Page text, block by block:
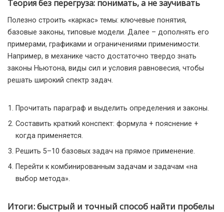
Теория без перегруза: понимать, а не заучивать
Полезно строить «каркас» темы: ключевые понятия,
базовые законы, типовые модели. Далее – дополнять его
примерами, графиками и ограничениями применимости.
Например, в механике часто достаточно твердо знать
законы Ньютона, виды сил и условия равновесия, чтобы
решать широкий спектр задач.
Прочитать параграф и выделить определения и законы.
Составить краткий конспект: формула + пояснение +
когда применяется.
Решить 5–10 базовых задач на прямое применение.
Перейти к комбинированным задачам и задачам «на
выбор метода».
Итоги: быстрый и точный способ найти пробелы